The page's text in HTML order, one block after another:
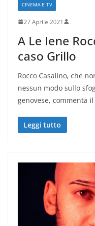
CINEMA E TV
27 Aprile 2021 .
A Le Iene
caso Grillo
Rocco Casalino, che
nessun modo sullo
genovese, commenta
Leggi tutto